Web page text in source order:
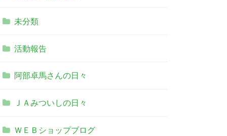
未分類
活動報告
阿部卓馬さんの日々
ＪＡみついしの日々
ＷＥＢショップブログ